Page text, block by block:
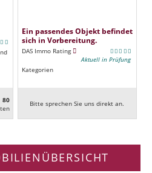
80
Ein passendes Objekt befindet
sich in Vorbereitung.
DAS Immo Rating
Aktuell in Prüfung
Kategorien
Bitte sprechen Sie uns direkt an.